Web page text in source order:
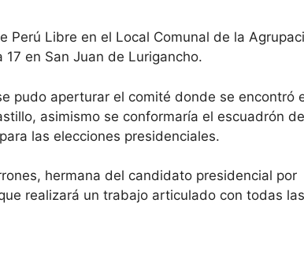
Perú Libre en el Local Comunal de la
en San Juan de Lurigancho.
pudo aperturar el comité donde se encontró
asimismo se conformaría el escuadrón de
las elecciones presidenciales.
hermana del candidato presidencial por
realizará un trabajo articulado con todas las